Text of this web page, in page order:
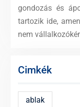
gondozás és
tartozik ide,
nem
Cimkék
ablak